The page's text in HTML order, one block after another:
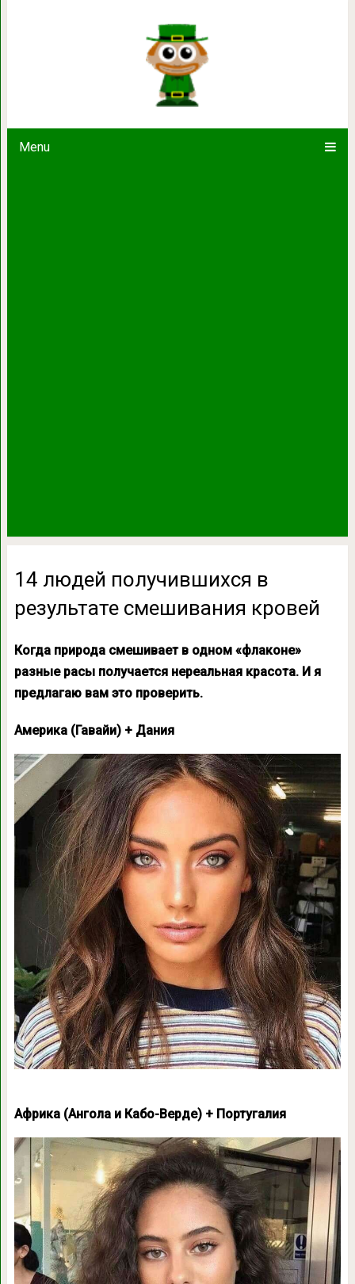
Menu
14 людей получившихся в
14 людей получившихся в
результате смешивания кровей
Когда природа смешивает в одном «флаконе»
разные расы получается нереальная красота. И я
предлагаю вам это проверить.
Америка (Гавайи) + Дания
Африка (Ангола и Кабо-Верде) + Португалия